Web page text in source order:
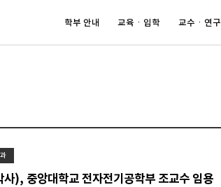
학부 안내 교육ㆍ입학 교수ㆍ연구
사), 중앙대학교 전자전기공학부 조교수 임용